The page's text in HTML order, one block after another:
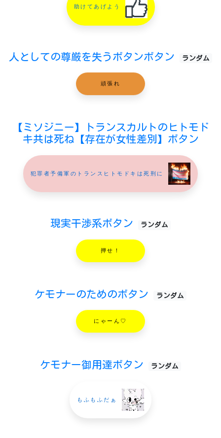
助けてあげよう
人としての尊厳を失うボタンボタン ランダム
頑張れ
【ミソジニー】トランスカルトのヒトモド
キ共は死ね【存在が女性差別】ボタン
犯罪者予備軍のトランスヒトモドキは死刑に
現実干渉系ボタン ランダム
押せ！
ケモナーのためのボタン ランダム
にゃーん♡
ケモナー御用達ボタン ランダム
もふもふだぁ